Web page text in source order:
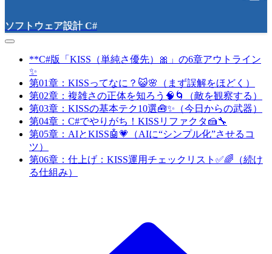
ソフトウェア設計 C#
**C#版「KISS（単純さ優先）🎀」の6章アウトライン
✨
第01章：KISSってなに？😺🌸（まず誤解をほどく）
第02章：複雑さの正体を知ろう🧠🌀（敵を観察する）
第03章：KISSの基本テク10選🧰✨（今日からの武器）
第04章：C#でやりがち！KISSリファクタ🍰🔧
第05章：AIとKISS🤖💗（AIに“シンプル化”させるコ
ツ）
第06章：仕上げ：KISS運用チェックリスト✅🌈（続け
る仕組み）